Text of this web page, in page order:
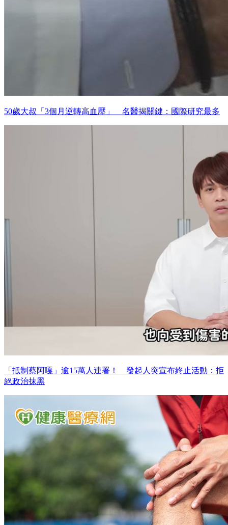
50歲大叔「3個月逆轉高血壓」 名醫揭關鍵：國際研究最多
「抵制蔡阿嘎」逾15萬人連署！ 發起人突宣布終止活動：拒
絕政治抹黑